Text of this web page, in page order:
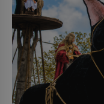
ghetto založené v
k Židům, nemá